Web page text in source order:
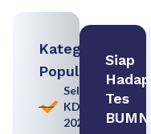
Kategori
Populer
Seleksi
KDKMP
2026
Siap
Hadapi
Tes
BUMN